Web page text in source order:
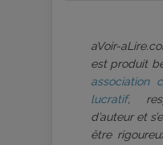
aVoir-
est produit
association
lucratif,
d’auteur et
être